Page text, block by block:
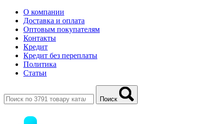
О компании
Доставка и оплата
Оптовым покупателям
Контакты
Кредит
Кредит без переплаты
Политика
Статьи
Поиск